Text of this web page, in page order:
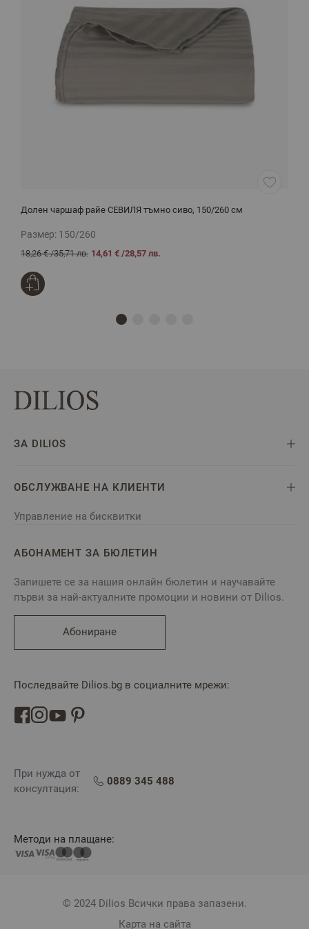
Долен чаршаф райе СЕВИЛЯ тъмно сиво, 150/260 см
Размер: 150/260
18,26 €/35,71 лв. 14,61 € /28,57 лв.
ЗА DILIOS
ОБСЛУЖВАНЕ НА КЛИЕНТИ
Управление на бисквитки
АБОНАМЕНТ ЗА БЮЛЕТИН
Запишете се за нашия онлайн бюлетин и научавайте
първи за най-актуалните промоции и новини от Dilios.
Абониране
Последвайте Dilios.bg в социалните мрежи:
При нужда от
консултация:
0889 345 488
Методи на плащане:
© 2024 Dilios Всички права запазени.
Карта на сайта